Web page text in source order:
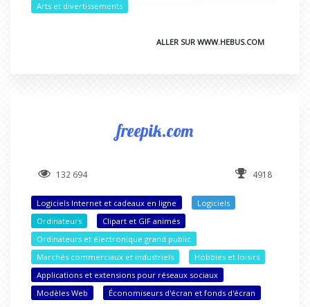
Arts et divertissements
ALLER SUR WWW.HEBUS.COM
freepik.com
132 694 4918
Logiciels Internet et cadeaux en ligne
Logiciels
Ordinateurs
Clipart et GIF animés
Ordinateurs et électronique grand public
Marchés commerciaux et industriels
Hobbies et loisirs
Applications et extensions pour réseaux sociaux
Modèles Web
Économiseurs d'écran et fonds d'écran